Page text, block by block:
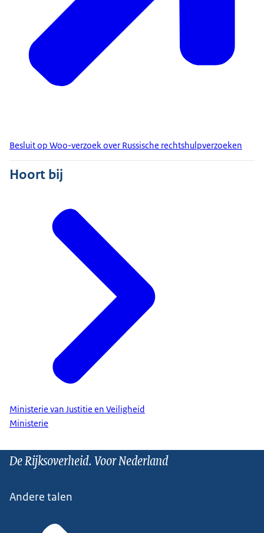
Besluit op Woo-verzoek over Russische rechtshulpverzoeken
Hoort bij
Ministerie van Justitie en Veiligheid
Ministerie
De Rijksoverheid. Voor Nederland
Andere talen